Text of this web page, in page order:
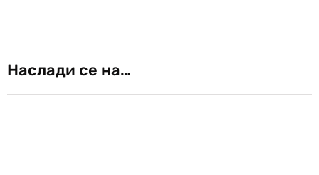
Наслади се на…